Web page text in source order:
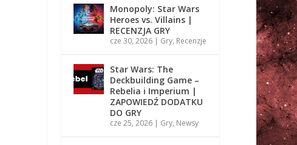
Monopoly: Star Wars
Heroes vs. Villains |
RECENZJA GRY
cze 30, 2026 | Gry, Recenzje
Star Wars: The
Deckbuilding Game –
Rebelia i Imperium |
ZAPOWIEDŹ DODATKU
DO GRY
cze 25, 2026 | Gry, Newsy